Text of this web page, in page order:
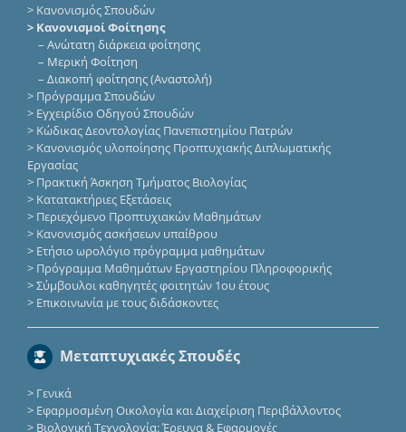
> Κανονισμός Σπουδών
> Κανονισμοί Φοίτησης
– Ανώτατη διάρκεια φοίτησης
– Μερική Φοίτηση
– Διακοπή φοίτησης (Αναστολή)
> Πρόγραμμα Σπουδών
> Εγχειρίδιο Οδηγού Σπουδών
> Κώδικας Δεοντολογίας Πανεπιστημίου Πατρών
> Κανονισμός υλοποίησης Προπτυχιακής Διπλωματικής
Εργασίας
> Πρακτική Άσκηση Τμήματος Βιολογίας
> Κατατακτήριες Eξετάσεις
> Περιεχόμενο Προπτυχιακών Μαθημάτων
> Κανονισμός ασκήσεων υπαίθρου
> Ετήσιο ωρολόγιο πρόγραμμα μαθημάτων
> Πρόγραμμα Μαθημάτων Εργαστηρίου Πληροφορικής
>Σύμβουλοι καθηγητές φοιτητών 1ου έτους
> Επικοινωνία με τους διδάσκοντες
Μεταπτυχιακές Σπουδές
> Γενικά
> Εφαρμοσμένη Οικολογία και Διαχείριση Περιβάλλοντος
>Βιολογική Τεχνολογία: Έρευνα & Εφαρμογές